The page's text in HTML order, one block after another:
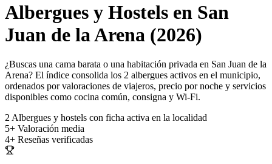
Albergues y Hostels en San
Juan de la Arena (2026)
¿Buscas una cama barata o una habitación privada en San Juan de la
Arena? El índice consolida los 2 albergues activos en el municipio,
ordenados por valoraciones de viajeros, precio por noche y servicios
disponibles como cocina común, consigna y Wi-Fi.
2 Albergues y hostels con ficha activa en la localidad
5+ Valoración media
4+ Reseñas verificadas